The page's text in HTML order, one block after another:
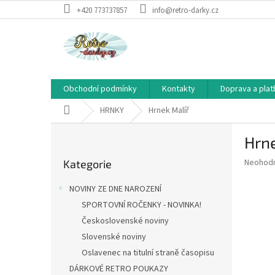
na
+420 773737857 info@retro-darky.cz
Obchodní podmínky Kontakty Doprava a
Domů HRNKY Hrnek Malíř
kategorie
Kategorie
NOVINY ZE DNE NAROZENÍ
SPORTOVNÍ ROČENKY - NOVINKA!
Československé noviny
Slovenské noviny
Oslavenec na titulní straně časopisu
DÁRKOVÉ RETRO POUKAZY